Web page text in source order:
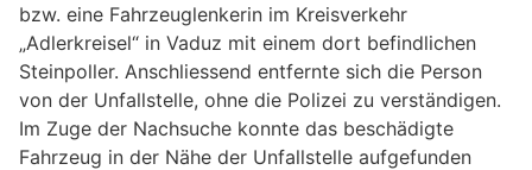
bzw. eine Fahrzeuglenkerin im Kreisverkehr
„Adlerkreisel“ in Vaduz mit einem dort befindlichen
Steinpoller. Anschliessend entfernte sich die Person
von der Unfallstelle, ohne die Polizei zu verständigen.
Im Zuge der Nachsuche konnte das beschädigte
Fahrzeug in der Nähe der Unfallstelle aufgefunden